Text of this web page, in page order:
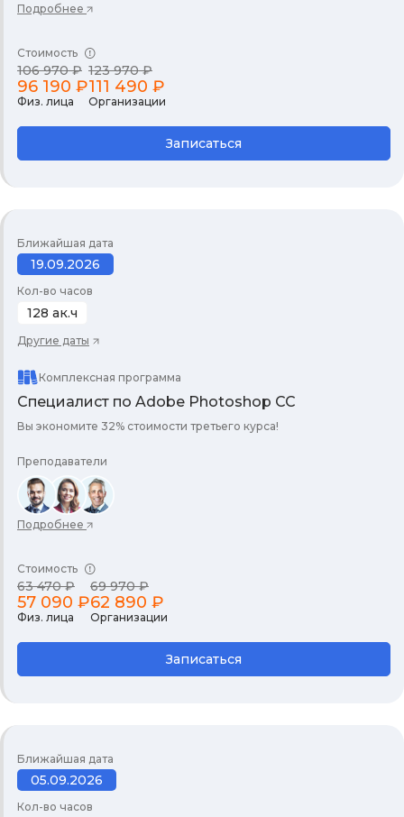
Подробнее
Стоимость
106 970 ₽
96 190 ₽
Физ. лица
123 970 ₽
111 490 ₽
Организации
Записаться
Ближайшая дата
19.09.2026
Кол-во часов
128 ак.ч
Другие даты
Комплексная программа
Специалист по Adobe Photoshop СС
Вы экономите 32% стоимости третьего курса!
Преподаватели
Подробнее
Стоимость
63 470 ₽
57 090 ₽
Физ. лица
69 970 ₽
62 890 ₽
Организации
Записаться
Ближайшая дата
05.09.2026
Кол-во часов